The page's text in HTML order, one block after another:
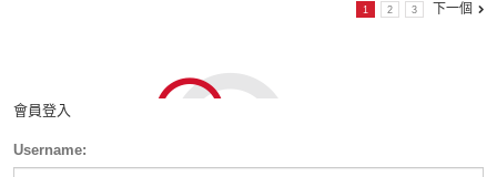
1 2 3 下一個
會員登入
Username: